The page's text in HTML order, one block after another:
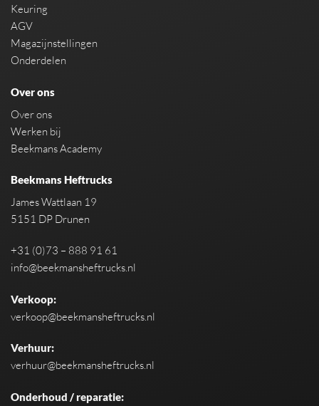
Keuring
AGV
Magazijnstellingen
Onderdelen
Over ons
Over ons
Werken bij
Beekmans Academy
Beekmans Heftrucks
James Wattlaan 19
5151 DP Drunen
+31 (0)73 – 888 91 61
info@beekmansheftrucks.nl
Verkoop:
verkoop@beekmansheftrucks.nl
Verhuur:
verhuur@beekmansheftrucks.nl
Onderhoud / reparatie: